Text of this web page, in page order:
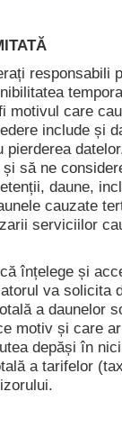
responsabili
motivul care
include și
pierderea
să ne
daune,
cauzate
serviciilor
înțelege și
va solicita
a daunelor
motiv și care
depăși în
a tarifelor